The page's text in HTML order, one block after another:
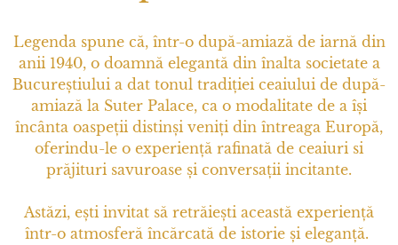
Legenda spune că, într-o după-amiază de iarnă din
anii 1940, o doamnă elegantă din înalta societate a
Bucureștiului a dat tonul tradiției ceaiului de după-
amiază la Suter Palace, ca o modalitate de a își
încânta oaspeții distinși veniți din întreaga Europă,
oferindu-le o experiență rafinată de ceaiuri si
prăjituri savuroase și conversații incitante.
Astăzi, ești invitat să retrăiești această experiență
într-o atmosferă încărcată de istorie și eleganță.